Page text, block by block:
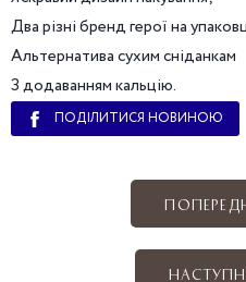
Два різні бренд герої на
Альтернатива сухим сніданкам
З додаванням кальцію.
ПОДІЛИТИСЯ НОВИНОЮ